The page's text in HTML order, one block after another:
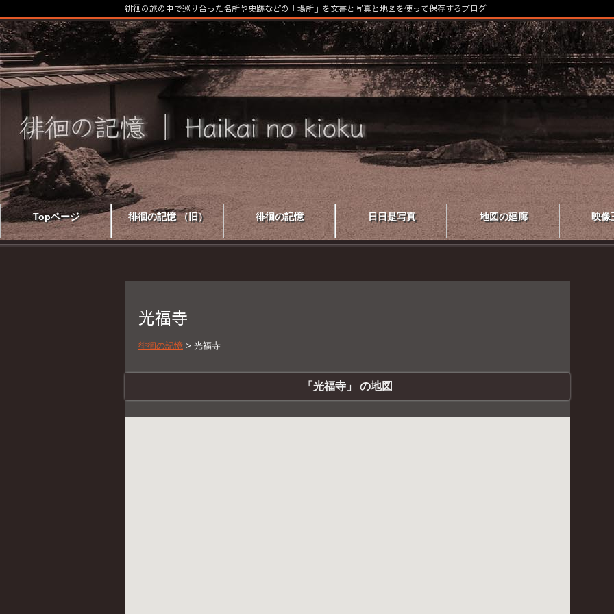
Topページ 徘徊の記憶 （旧） 徘徊の記憶 日日是写真 地図の廻廊 映像
徘徊の旅の中で巡り合った名所や史跡などの「場所」を文書と写真と地図を使って保存するブログ
光福寺
徘徊の記憶 > 光福寺
「光福寺」 の地図